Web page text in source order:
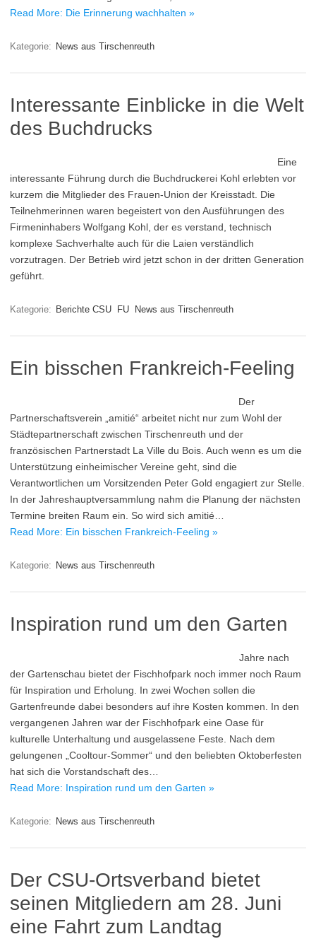
Read More: Die Erinnerung wachhalten »
Kategorie: News aus Tirschenreuth
Interessante Einblicke in die Welt
des Buchdrucks
Eine
interessante Führung durch die Buchdruckerei Kohl erlebten vor
kurzem die Mitglieder des Frauen-Union der Kreisstadt. Die
Teilnehmerinnen waren begeistert von den Ausführungen des
Firmeninhabers Wolfgang Kohl, der es verstand, technisch
komplexe Sachverhalte auch für die Laien verständlich
vorzutragen. Der Betrieb wird jetzt schon in der dritten Generation
geführt.
Kategorie: Berichte CSU FU News aus Tirschenreuth
Ein bisschen Frankreich-Feeling
Der
Partnerschaftsverein „amitié“ arbeitet nicht nur zum Wohl der
Städtepartnerschaft zwischen Tirschenreuth und der
französischen Partnerstadt La Ville du Bois. Auch wenn es um die
Unterstützung einheimischer Vereine geht, sind die
Verantwortlichen um Vorsitzenden Peter Gold engagiert zur Stelle.
In der Jahreshauptversammlung nahm die Planung der nächsten
Termine breiten Raum ein. So wird sich amitié…
Read More: Ein bisschen Frankreich-Feeling »
Kategorie: News aus Tirschenreuth
Inspiration rund um den Garten
Jahre nach
der Gartenschau bietet der Fischhofpark noch immer noch Raum
für Inspiration und Erholung. In zwei Wochen sollen die
Gartenfreunde dabei besonders auf ihre Kosten kommen. In den
vergangenen Jahren war der Fischhofpark eine Oase für
kulturelle Unterhaltung und ausgelassene Feste. Nach dem
gelungenen „Cooltour-Sommer“ und den beliebten Oktoberfesten
hat sich die Vorstandschaft des…
Read More: Inspiration rund um den Garten »
Kategorie: News aus Tirschenreuth
Der CSU-Ortsverband bietet
seinen Mitgliedern am 28. Juni
eine Fahrt zum Landtag